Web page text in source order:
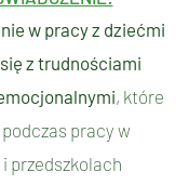
w pracy z dziećmi
z trudnościami
, które
pracy w
przedszkolach